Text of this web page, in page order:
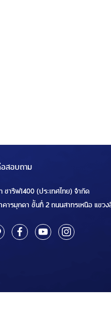
สอบถาม
ชารีฟ1400 (ประเทศไทย) จำกัด
คารมุกดา ชั้นที่ 2 ถนนสาทรเหนือ แขว